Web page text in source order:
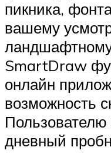
пикника,
вашему
SmartDraw
онлайн
возможность
Пользователю
дневный